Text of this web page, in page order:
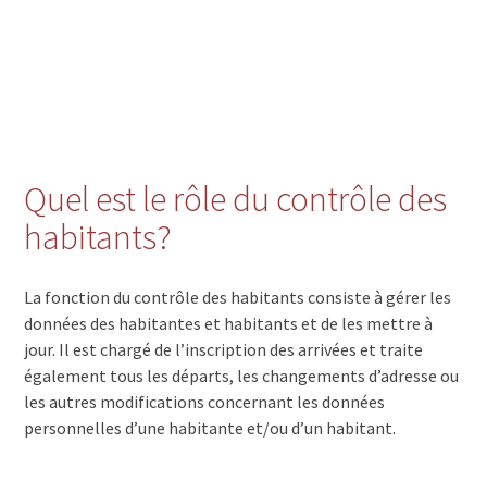
Quel est le rôle du contrôle des
habitants?
La fonction du contrôle des habitants consiste à gérer les
données des habitantes et habitants et de les mettre à
jour. Il est chargé de l’inscription des arrivées et traite
également tous les départs, les changements d’adresse ou
les autres modifications concernant les données
personnelles d’une habitante et/ou d’un habitant.